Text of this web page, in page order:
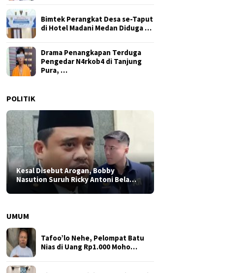
Bimtek Perangkat Desa se-Taput
di Hotel Madani Medan Diduga …
Drama Penangkapan Terduga
Pengedar N4rkob4 di Tanjung
Pura, …
POLITIK
Kesal Disebut Arogan, Bobby
Nasution Suruh Ricky Antoni Bela…
UMUM
Tafoo’lo Nehe, Pelompat Batu
Nias di Uang Rp1.000 Moho…